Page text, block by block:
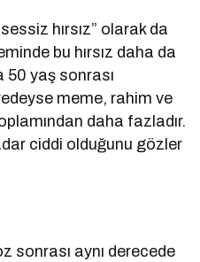
hırsız” olarak da
bu hırsız daha da
50 yaş sonrası
meme, rahim ve
daha fazladır.
ciddi olduğunu gözler
sonrası aynı derecede